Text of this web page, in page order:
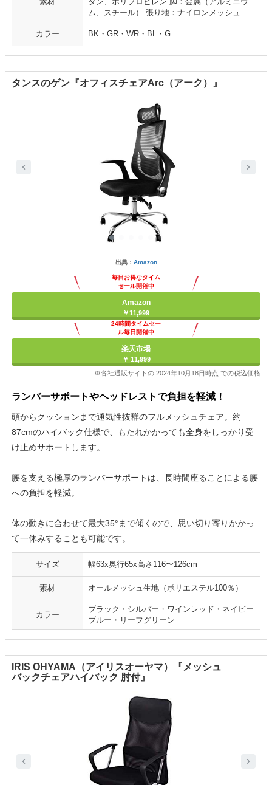
ム、スチール） 張り地：ナイロンメッシュ
カラー BK・GR・WR・BL・G
タンスのゲン『オフィスチェアArc（アーク）』
出典： Amazon
毎日お得なタイム
セール開催中
Amazon
￥11,999
24時間タイムセー
ル毎日開催中
楽天市場
￥ 11,999
※各社通販サイトの 2024年10月18日時点 での税込価格
ランバーサポートやヘッドレストで負担を軽減！
頭からクッションまで通気性抜群のフルメッシュチェア。約
87cmのハイバック仕様で、もたれかかっても全身をしっかり受
け止めサポートします。
腰を支える極厚のランバーサポートは、長時間座ることによる腰
への負担を軽減。
体の動きに合わせて最大35°まで傾くので、思い切り寄りかかっ
て一休みすることも可能です。
サイズ 幅63x奥行65x高さ116〜126cm
素材 オールメッシュ生地（ポリエステル100％）
カラー
ブラック・シルバー・ワインレッド・ネイビー
ブルー・リーフグリーン
IRIS OHYAMA（アイリスオーヤマ）『メッシュ
バックチェアハイバック 肘付』